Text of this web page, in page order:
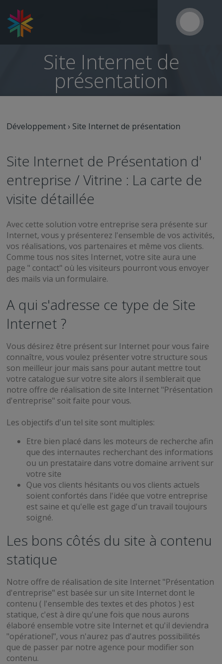
Site Internet de
présentation
Développement › Site Internet de présentation
Site Internet de Présentation d'
entreprise / Vitrine : La carte de
visite détaillée
Avec cette solution votre entreprise sera présente sur
Internet, vous y présenterez l'ensemble de vos activités,
vos réalisations, vos partenaires et même vos clients.
Comme tous nos sites Internet, votre site aura une
page " contact" où les visiteurs pourront vous envoyer
des mails via un formulaire.
A qui s'adresse ce type de Site
Internet ?
Vous désirez être présent sur Internet pour vous faire
connaître, vous voulez présenter votre structure sous
son meilleur jour mais sans pour autant mettre tout
votre catalogue sur votre site alors il semblerait que
notre offre de réalisation de site Internet "Présentation
d'entreprise" soit faite pour vous.
Les objectifs d'un tel site sont multiples:
Etre bien placé dans les moteurs de recherche afin
que des internautes recherchant des informations
ou un prestataire dans votre domaine arrivent sur
votre site
Que vos clients hésitants ou vos clients actuels
soient confortés dans l'idée que votre entreprise
est saine et qu'elle est gage d'un travail toujours
soigné.
Les bons côtés du site à contenu
statique
Notre offre de réalisation de site Internet "Présentation
d'entreprise" est basée sur un site Internet dont le
contenu ( l'ensemble des textes et des photos ) est
statique, c'est à dire qu'une fois que nous aurons
élaboré ensemble votre site Internet et qu'il deviendra
"opérationel", vous n'aurez pas d'autres possibilités
que de passer par notre agence pour modifier son
contenu.